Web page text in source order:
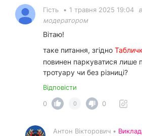
Гість • 1 травня 2025 19:04
модератором
Вітаю!
таке питання, згідно
повинен паркуватися лише
тротуару чи без різниці?
Відповісти
0
0 0
Антон Вікторович •